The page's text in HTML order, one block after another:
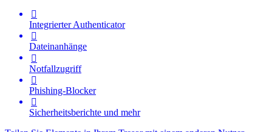

Integrierter Authenticator

Dateinanhänge

Notfallzugriff

Phishing-Blocker

Sicherheitsberichte und mehr